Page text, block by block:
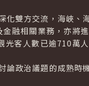
雙方交流，海峽、
融相關業務，亦將
客人數已逾710萬
政治議題的成熟時